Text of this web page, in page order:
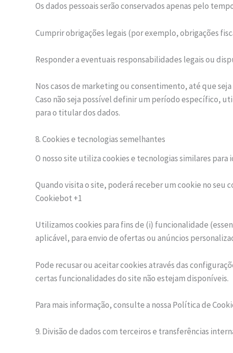
Os dados pessoais serão conservados apenas pelo
Cumprir obrigações legais (por exemplo, obrigações
Responder a eventuais responsabilidades legais ou
Nos casos de marketing ou consentimento, até que
Caso não seja possível definir um período específico,
para o titular dos dados.
8. Cookies e tecnologias semelhantes
O nosso site utiliza cookies e tecnologias similares
Quando visita o site, poderá receber um cookie no
Cookiebot +1
Utilizamos cookies para fins de (i) funcionalidade
aplicável, para envio de ofertas ou anúncios
Pode recusar ou aceitar cookies através das
certas funcionalidades do site não estejam disponíveis.
Para mais informação, consulte a nossa Política de
9. Divisão de dados com terceiros e transferências